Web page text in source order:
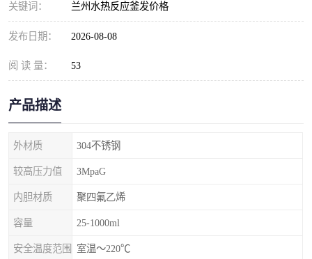
关键词： 兰州水热反应釜发价格
发布日期： 2026-08-08
阅 读 量： 53
产品描述
外材质 304不锈钢
较高压力值 3MpaG
内胆材质 聚四氟乙烯
容量 25-1000ml
安全温度范围 室温～220℃